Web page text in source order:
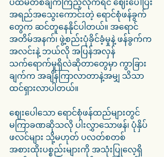
အရည်အသွေးကောင်းတဲ့ ရောင်စုံဖန်ခွက်
တွေက ဆင်တူနေနိုင်ပါတယ်။ အရောင်
အတိမ်အနက်၊ ဖွဲ့စည်းပုံခိုင်ခံ့မှုနဲ့ ဖန်ခွက်က
အလင်းနဲ့ ဘယ်လို အပြန်အလှန်
သက်ရောက်မှုရှိလဲဆိုတာတွေမှာ ကွာခြား
ချက်က အချိန်ကြာလာတာနဲ့အမျှ သိသာ
ထင်ရှားလာပါတယ်။
ဈေးပေါသော ရောင်စုံဖန်ထည်များတွင်
မကြာခဏဆိုသလို ပါးလွှာသောဖန်၊ ပုံနှိပ်
ဖလင်များ သို့မဟုတ် ပလတ်စတစ်
အစားထိုးပစ္စည်းများကို အသုံးပြုလေ့ရှိ